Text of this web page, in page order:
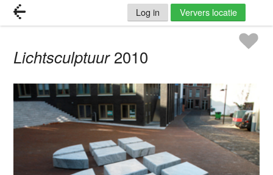
Log in Ververs locatie
Lichtsculptuur 2010